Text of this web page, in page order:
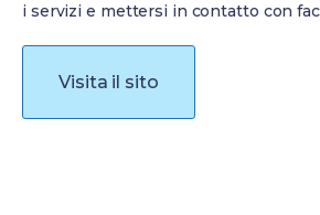
i servizi e mettersi in contatto con
Visita il sito